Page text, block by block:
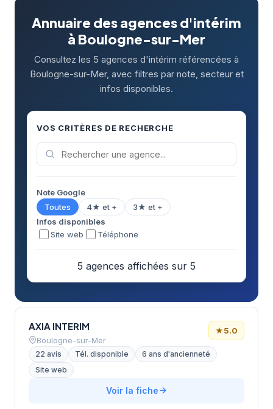
Annuaire des agences d'intérim
à Boulogne-sur-Mer
Consultez les 5 agences d'intérim référencées à
Boulogne-sur-Mer, avec filtres par note, secteur et
infos disponibles.
VOS CRITÈRES DE RECHERCHE
Note Google
Toutes
4★ et +
3★ et +
Infos disponibles
Site web
Téléphone
5 agences affichées sur 5
AXIA INTERIM
Boulogne-sur-Mer
★5.0
22 avis Tél. disponible
6 ans d'ancienneté
Site web
Voir la fiche